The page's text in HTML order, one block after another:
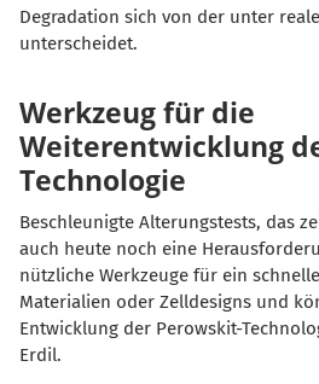
Degradation sich von der unter
unterscheidet.
Werkzeug für die
Weiterentwicklung
Technologie
Beschleunigte Alterungstests, das
auch heute noch eine
nützliche Werkzeuge für ein
Materialien oder Zelldesigns und
Entwicklung der Perowskit-
Erdil.